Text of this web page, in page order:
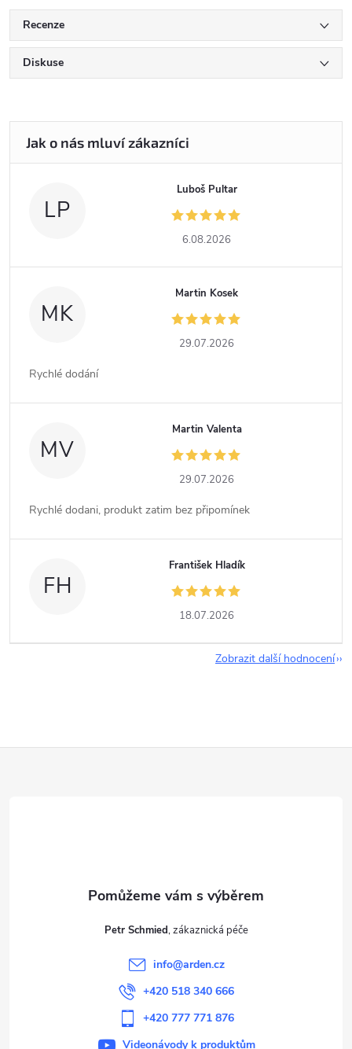
Recenze
Diskuse
LP
Luboš Pultar
6.08.2026
MK
Martin Kosek
29.07.2026
Rychlé dodání
MV
Martin Valenta
29.07.2026
Rychlé dodani, produkt zatim bez připomínek
FH
František Hladík
18.07.2026
Zobrazit další hodnocení
Petr Schmied
info@arden.cz
+420 518 340 666
+420 777 771 876
Videonávody k produktům